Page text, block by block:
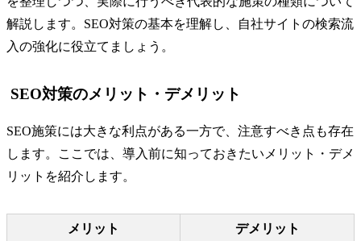
解説します。SEO対策の基本を理解し、自社サイトの検索流
入の強化に役立てましょう。
SEO対策のメリット・デメリット
SEO施策には大きな利点がある一方で、注意すべき点も存在
します。ここでは、導入前に知っておきたいメリット・デメ
リットを紹介します。
メリット デメリット